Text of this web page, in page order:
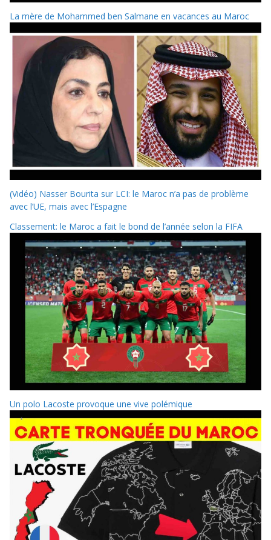
La mère de Mohammed ben Salmane en vacances au Maroc
(Vidéo) Nasser Bourita sur LCI: le Maroc n’a pas de problème
avec l’UE, mais avec l’Espagne
Classement: le Maroc a fait le bond de l’année selon la FIFA
Un polo Lacoste provoque une vive polémique